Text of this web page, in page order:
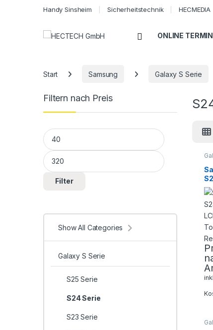
Handy Sinsheim Sicherheitstechnik HECMEDIA
Open ONLINE TERMIN
Start Samsung Galaxy S Serie
Filtern nach Preis
Min. Preis
Max. Preis
Filter
Show All Categories
Galaxy S Serie
S25 Serie
S24 Serie
S23 Serie